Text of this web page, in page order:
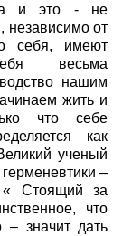
и это - не
от
себя, имеют
весьма
нашим
жить и
что себе
как
ученый
–
« Стоящий за
что
– значит дать